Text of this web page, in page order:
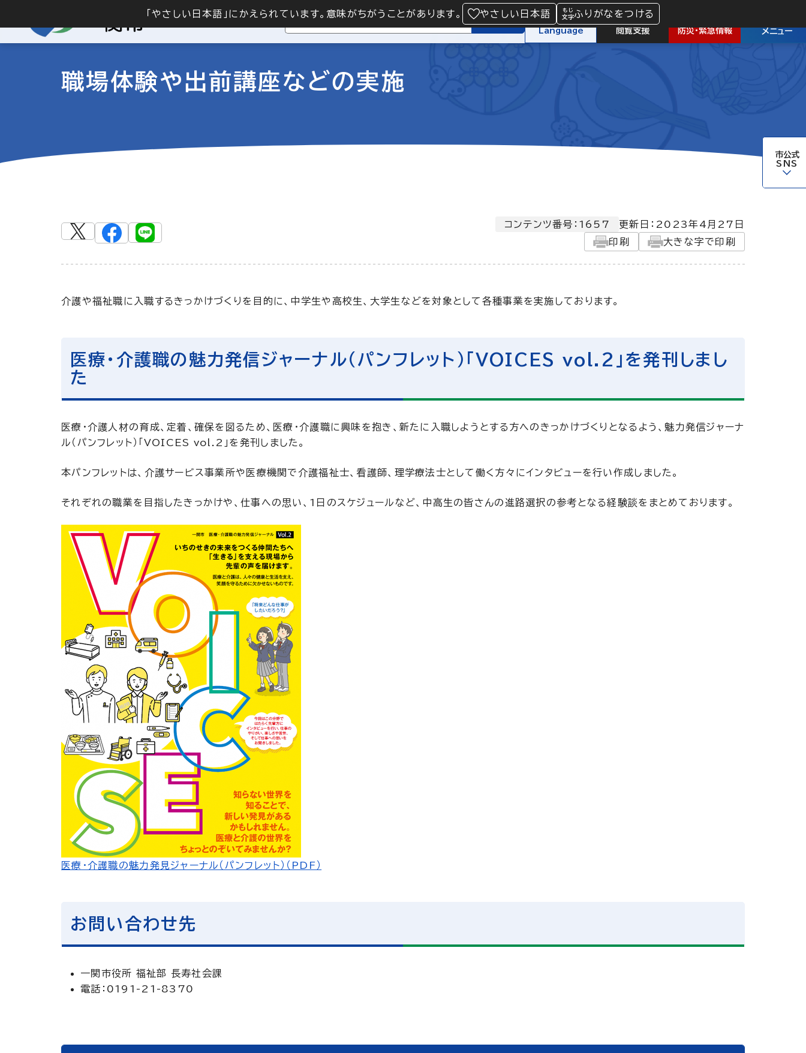
「やさしい日本語」にかえられています。意味がちがうことがあります。 やさしい日本語 ふりがなをつける
検索
Language 閲覧支援 防災・緊急情報 メニュー
市公式
SNS
職場体験や出前講座などの実施
コンテンツ番号：1657 更新日： 2023年4月27日
印刷
大きな字で印刷
介護や福祉職に入職するきっかけづくりを目的に、中学生や高校生、大学生などを対象として各種事業を実施しております。
医療・介護職の魅力発信ジャーナル（パンフレット）「VOICES vol.2」を発刊しまし
た
医療・介護人材の育成、定着、確保を図るため、医療・介護職に興味を抱き、新たに入職しようとする方へのきっかけづくりとなるよう、魅力発信ジャーナ
ル（パンフレット）「VOICES vol.2」を発刊しました。
本パンフレットは、介護サービス事業所や医療機関で介護福祉士、看護師、理学療法士として働く方々にインタビューを行い作成しました。
それぞれの職業を目指したきっかけや、仕事への思い、1日のスケジュールなど、中高生の皆さんの進路選択の参考となる経験談をまとめております。
医療・介護職の魅力発見ジャーナル（パンフレット）（PDF）
お問い合わせ先
一関市役所 福祉部 長寿社会課
電話：0191-21-8370